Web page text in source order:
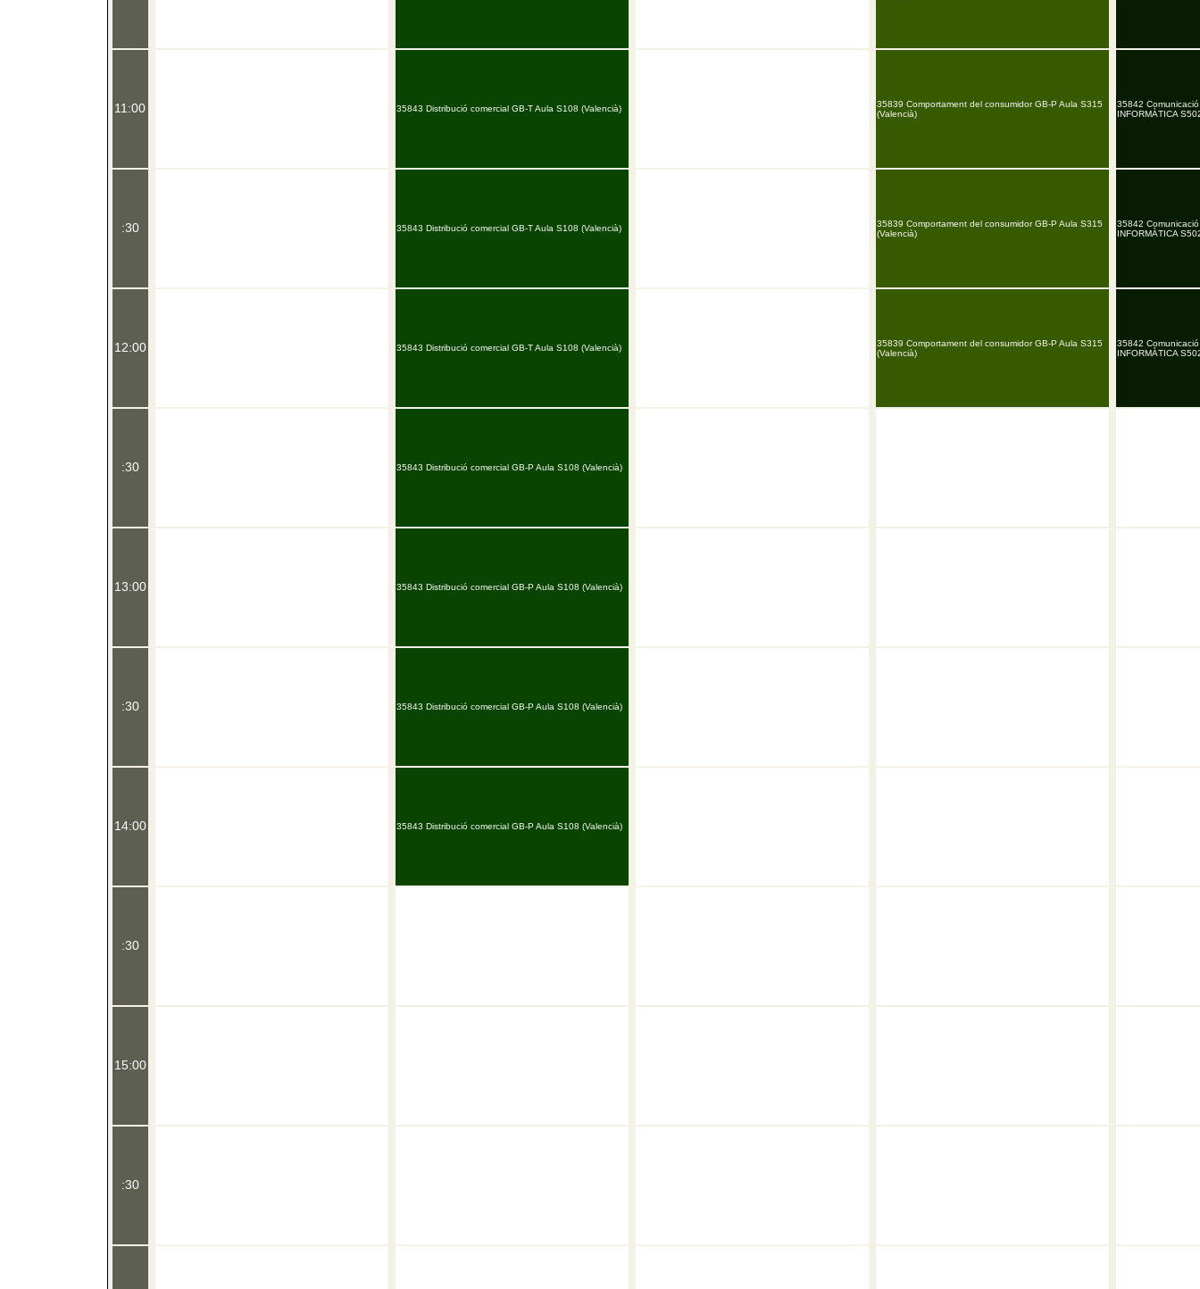
11:00
:30
12:00
:30
13:00
:30
14:00
:30
15:00
:30
35843 Distribució comercial GB-T Aula S108 (Valencià)
35843 Distribució comercial GB-T Aula S108 (Valencià)
35843 Distribució comercial GB-T Aula S108 (Valencià)
35843 Distribució comercial GB-P Aula S108 (Valencià)
35843 Distribució comercial GB-P Aula S108 (Valencià)
35843 Distribució comercial GB-P Aula S108 (Valencià)
35843 Distribució comercial GB-P Aula S108 (Valencià)
35839 Comportament del consumidor GB-P Aula S315
(Valencià)
35839 Comportament del consumidor GB-P Aula S315
(Valencià)
35839 Comportament del consumidor GB-P Aula S315
(Valencià)
35842
INFORMÀTICA
35842
INFORMÀTICA
35842
INFORMÀTICA